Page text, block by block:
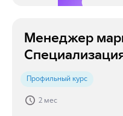
Менеджер
Профильный курс
2 мес